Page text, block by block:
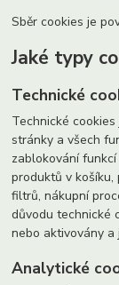
Sběr cookies je
Jaké typy
Technické
Technické
stránky a všech
zablokování
produktů v košíku,
filtrů, nákupní
důvodu technické
nebo aktivovány a
Analytické